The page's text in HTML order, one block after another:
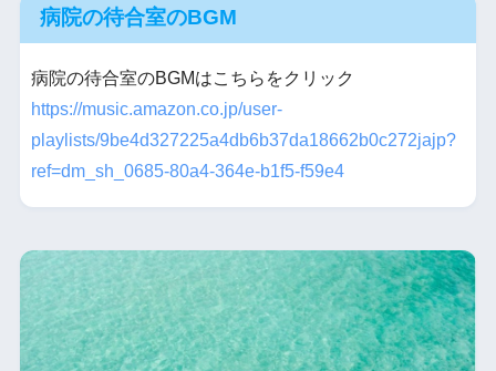
病院の待合室のBGM
病院の待合室のBGMはこちらをクリック
https://music.amazon.co.jp/user-
playlists/9be4d327225a4db6b37da18662b0c272jajp?
ref=dm_sh_0685-80a4-364e-b1f5-f59e4